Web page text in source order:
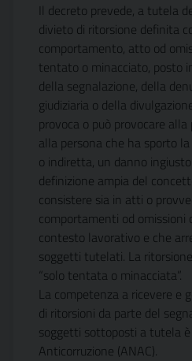
Il decreto prevede, a tutela
divieto di ritorsione definita
comportamento, atto od
tentato o minacciato, posto
della segnalazione, della
giudiziaria o della
provoca o può provocare
alla persona che ha sporto
o indiretta, un danno
definizione ampia del
consistere sia in atti o
comportamenti od omissioni
contesto lavorativo e che
soggetti tutelati. La
“solo tentata o minacciata”.
La competenza a ricevere e
di ritorsioni da parte del
soggetti sottoposti a tutela
Anticorruzione (ANAC).